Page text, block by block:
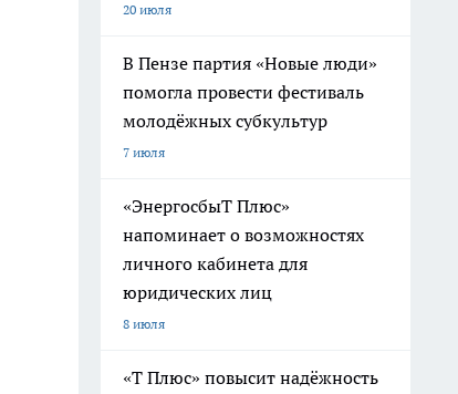
20 июля
В Пензе партия «Новые люди»
помогла провести фестиваль
молодёжных субкультур
7 июля
«ЭнергосбыТ Плюс»
напоминает о возможностях
личного кабинета для
юридических лиц
8 июля
«Т Плюс» повысит надёжность